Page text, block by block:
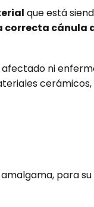
que está
correcta cánula
ni
para